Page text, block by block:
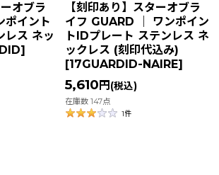
オブラ
ポイント
レス ネッ
]
【刻印あり】スターオブラ
イフ GUARD ｜ ワンポイン
トIDプレート ステンレス ネ
ックレス (刻印代込み)
[17GUARDID-NAIRE]
5,610 円 (税込)
在庫数 147点
1件